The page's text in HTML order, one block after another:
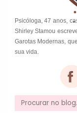
Psicóloga, 47 anos,
Shirley Stamou
Garotas Modernas,
sua vida.